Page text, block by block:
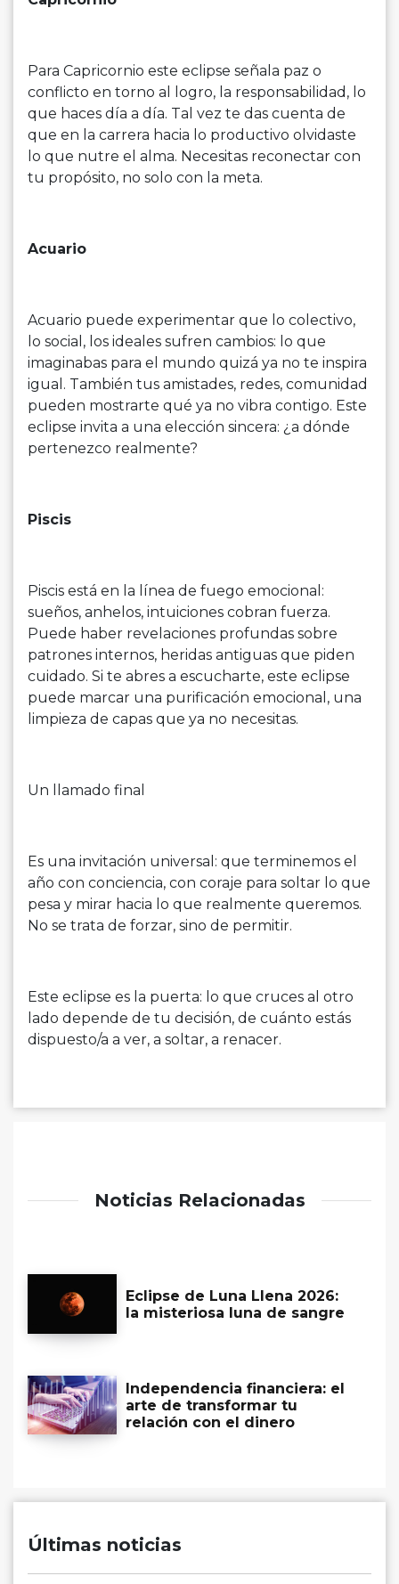
Para Capricornio este eclipse señala paz o
conflicto en torno al logro, la responsabilidad, lo
que haces día a día. Tal vez te das cuenta de
que en la carrera hacia lo productivo olvidaste
lo que nutre el alma. Necesitas reconectar con
tu propósito, no solo con la meta.
Acuario
Acuario puede experimentar que lo colectivo,
lo social, los ideales sufren cambios: lo que
imaginabas para el mundo quizá ya no te inspira
igual. También tus amistades, redes, comunidad
pueden mostrarte qué ya no vibra contigo. Este
eclipse invita a una elección sincera: ¿a dónde
pertenezco realmente?
Piscis
Piscis está en la línea de fuego emocional:
sueños, anhelos, intuiciones cobran fuerza.
Puede haber revelaciones profundas sobre
patrones internos, heridas antiguas que piden
cuidado. Si te abres a escucharte, este eclipse
puede marcar una purificación emocional, una
limpieza de capas que ya no necesitas.
Un llamado final
Es una invitación universal: que terminemos el
año con conciencia, con coraje para soltar lo que
pesa y mirar hacia lo que realmente queremos.
No se trata de forzar, sino de permitir.
Este eclipse es la puerta: lo que cruces al otro
lado depende de tu decisión, de cuánto estás
dispuesto/a a ver, a soltar, a renacer.
Noticias Relacionadas
Eclipse de Luna Llena 2026:
la misteriosa luna de sangre
Independencia financiera: el
arte de transformar tu
relación con el dinero
Últimas noticias